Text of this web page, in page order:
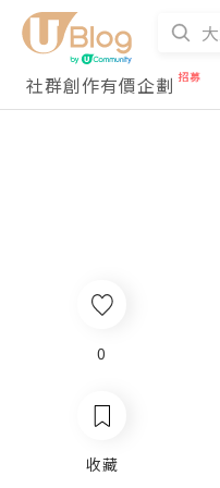
社群創作有價企劃
0
收藏